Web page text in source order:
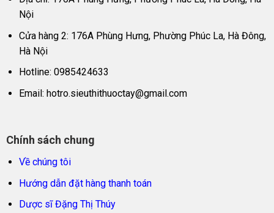
Nội
Cửa hàng 2: 176A Phùng Hưng, Phường Phúc La, Hà Đông,
Hà Nội
Hotline: 0985424633
Email: hotro.sieuthithuoctay@gmail.com
Chính sách chung
Về chúng tôi
Hướng dẫn đặt hàng thanh toán
Dược sĩ Đặng Thị Thúy